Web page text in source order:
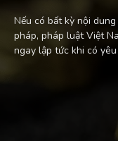
Nếu có bất kỳ nội
pháp, pháp luật Việt
ngay lập tức khi có